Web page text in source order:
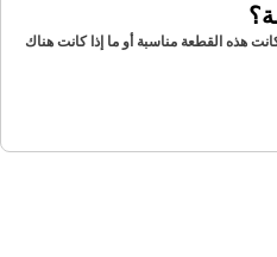
القطعة مناسبة أو ما إذا كانت هناك